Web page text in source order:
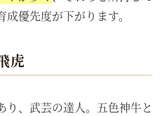
優先度が下がります。
虎
り、武芸の達人。五色神牛と